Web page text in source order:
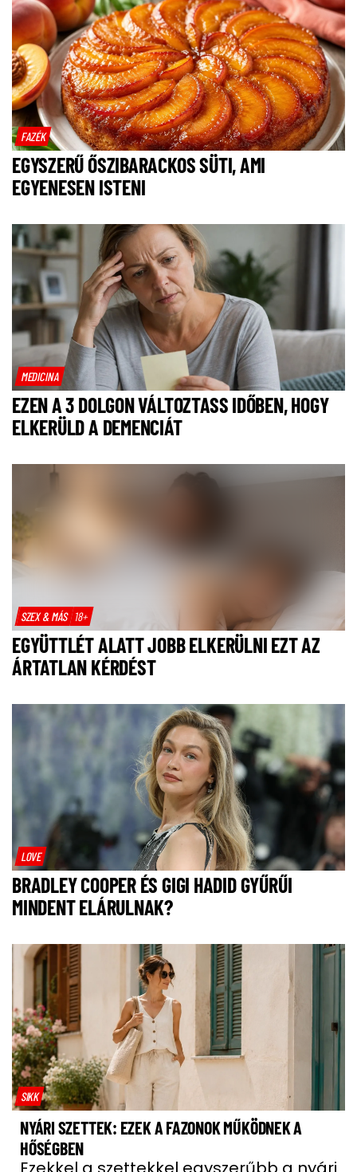
FAZÉK
EGYSZERŰ ŐSZIBARACKOS SÜTI, AMI
EGYENESEN ISTENI
MEDICINA
EZEN A 3 DOLGON VÁLTOZTASS IDŐBEN, HOGY
ELKERÜLD A DEMENCIÁT
SZEX & MÁS 18+
EGYÜTTLÉT ALATT JOBB ELKERÜLNI EZT AZ
ÁRTATLAN KÉRDÉST
LOVE
BRADLEY COOPER ÉS GIGI HADID GYŰRŰI
MINDENT ELÁRULNAK?
SIKK
NYÁRI SZETTEK: EZEK A FAZONOK MŰKÖDNEK A
HŐSÉGBEN